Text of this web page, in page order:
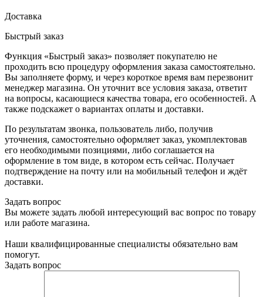
Доставка
Быстрый заказ
Функция «Быстрый заказ» позволяет покупателю не
проходить всю процедуру оформления заказа самостоятельно.
Вы заполняете форму, и через короткое время вам перезвонит
менеджер магазина. Он уточнит все условия заказа, ответит
на вопросы, касающиеся качества товара, его особенностей. А
также подскажет о вариантах оплаты и доставки.
По результатам звонка, пользователь либо, получив
уточнения, самостоятельно оформляет заказ, укомплектовав
его необходимыми позициями, либо соглашается на
оформление в том виде, в котором есть сейчас. Получает
подтверждение на почту или на мобильный телефон и ждёт
доставки.
Задать вопрос
Вы можете задать любой интересующий вас вопрос по товару
или работе магазина.
Наши квалифицированные специалисты обязательно вам
помогут.
Задать вопрос